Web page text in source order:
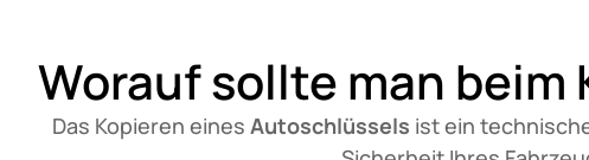
Worauf sollte man
Das Kopieren eines Autoschlüssels ist ein